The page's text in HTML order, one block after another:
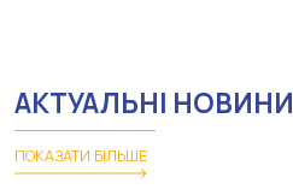
АКТУАЛЬНІ НОВИНИ
ПОКАЗАТИ БІЛЬШЕ